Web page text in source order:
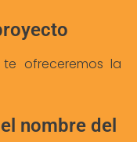
ofreceremos la
nombre del